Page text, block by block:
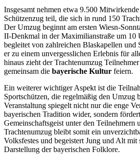
Insgesamt nehmen etwa 9.500
Schützenzug teil, die sich in rund 150
Der Umzug beginnt am ersten Wiesn-
II-Denkmal in der Maximilianstraße um 10
begleitet von zahlreichen Blaskapellen und
er zu einem unvergesslichen Erlebnis für
hinaus zieht der Trachtenumzug
gemeinsam die bayerische Kultur feiern.
Ein weiterer wichtiger Aspekt ist die
Sportschützen, die regelmäßig den Umzug
Veranstaltung spiegelt nicht nur die enge
bayerischen Tradition wider, sondern
Gemeinschaftsgeist unter den Teilnehmern
Trachtenumzug bleibt somit ein
Volksfestes und begeistert Jung und Alt mit
Darstellung der bayerischen Folklore.